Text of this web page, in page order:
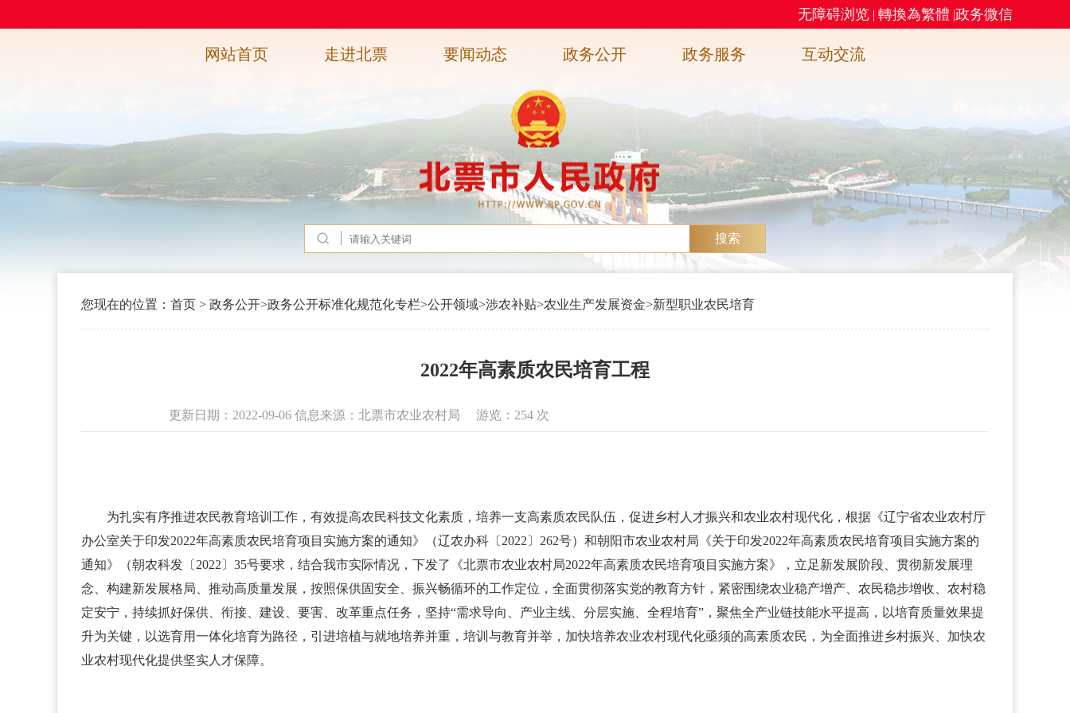
无障碍浏览 | 轉換為繁體 |政务微信
网站首页 走进北票 要闻动态 政务公开 政务服务 互动交流
搜索
您现在的位置： 首页 > 政务公开>政务公开标准化规范化专栏>公开领域>涉农补贴>农业生产发展资金>新型职业农民培育
2022年高素质农民培育工程
更新日期：2022-09-06 信息来源：北票市农业农村局 游览： 254 次
为扎实有序推进农民教育培训工作，有效提高农民科技文化素质，培养一支高素质农民队伍，促进乡村人才振兴和农业农村现代化，根据《辽宁省农业农村厅
办公室关于印发2022年高素质农民培育项目实施方案的通知》（辽农办科〔2022〕262号）和朝阳市农业农村局《关于印发2022年高素质农民培育项目实施方案的
通知》（朝农科发〔2022〕35号要求，结合我市实际情况，下发了《北票市农业农村局2022年高素质农民培育项目实施方案》，立足新发展阶段、贯彻新发展理
念、构建新发展格局、推动高质量发展，按照保供固安全、振兴畅循环的工作定位，全面贯彻落实党的教育方针，紧密围绕农业稳产增产、农民稳步增收、农村稳
定安宁，持续抓好保供、衔接、建设、要害、改革重点任务，坚持“需求导向、产业主线、分层实施、全程培育”，聚焦全产业链技能水平提高，以培育质量效果提
升为关键，以选育用一体化培育为路径，引进培植与就地培养并重，培训与教育并举，加快培养农业农村现代化亟须的高素质农民，为全面推进乡村振兴、加快农
业农村现代化提供坚实人才保障。